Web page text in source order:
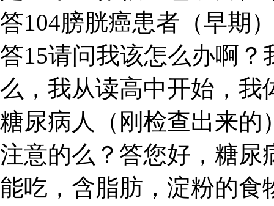
答104膀胱癌患者（早期
答15请问我该怎么办啊
么，我从读高中开始，我
糖尿病人（刚检查出来的
注意的么？答您好，糖尿
能吃，含脂肪，淀粉的食